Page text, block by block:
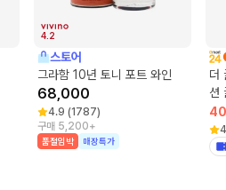
4.2
스토어
그라함 10년 토니 포트 와인
68,000
4.9 (1787)
구매 5,200+
품절임박 매장특가
더
션
라
40